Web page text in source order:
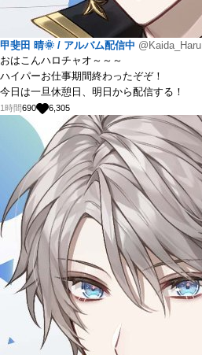
甲斐田 晴🌞 / アルバム配信中 @Kaida_Haru
おはこんハロチャオ～～～
ハイパーお仕事期間終わったぞぞ！
今日は一旦休憩日、明日から配信する！
1時間690 6,305